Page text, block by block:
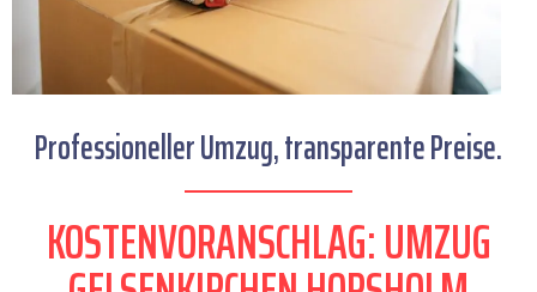
Professioneller Umzug, transparente Preise.
KOSTENVORANSCHLAG: UMZUG